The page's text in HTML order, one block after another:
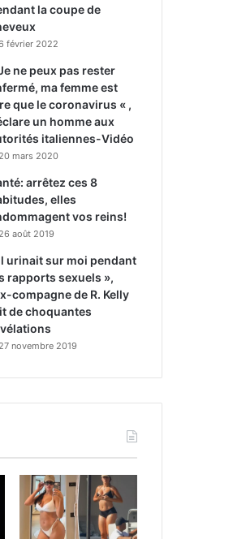
la coupe de
février 2022
ne peux pas rester
ma femme est
que le coronavirus « ,
un homme aux
italiennes-Vidéo
20 mars 2020
arrêtez ces 8
elles
vos reins!
26 août 2019
urinait sur moi pendant
rapports sexuels »,
compagne de R. Kelly
de choquantes
27 novembre 2019